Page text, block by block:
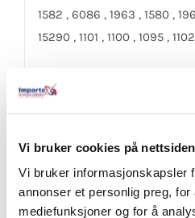
Vi bruker cookies på nettsiden
Vi bruker informasjonskapsler
annonser et personlig preg,
mediefunksjoner og for å
1582 , 6086 , 1963 , 1580 ,
15290 , 1101 , 1100 , 1095 ,
Share On Facebook